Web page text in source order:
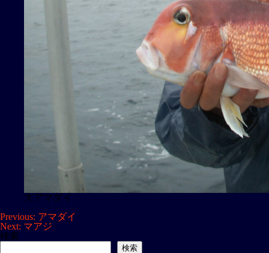
大アマダイ
投
稿
Previous: アマダイ
Next: マアジ
検索
検索